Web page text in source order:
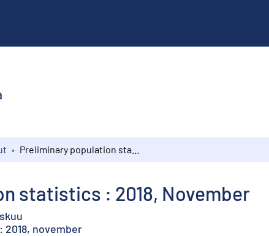
statistics : 2018, November
november